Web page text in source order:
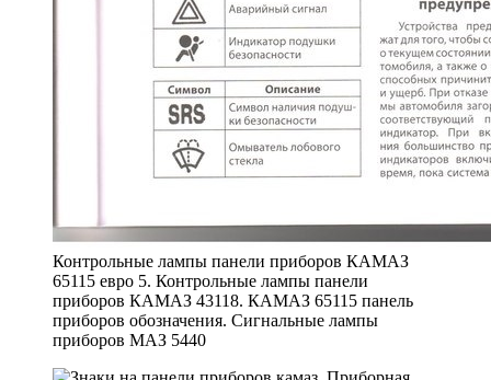
Контрольные лампы панели приборов КАМАЗ
65115 евро 5. Контрольные лампы панели
приборов КАМАЗ 43118. КАМАЗ 65115 панель
приборов обозначения. Сигнальные лампы
приборов МАЗ 5440